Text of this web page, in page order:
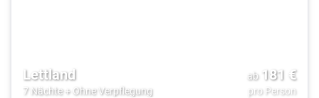
Lettland
7 Nächte+ Ohne Verpflegung
ab 181 €
pro Person